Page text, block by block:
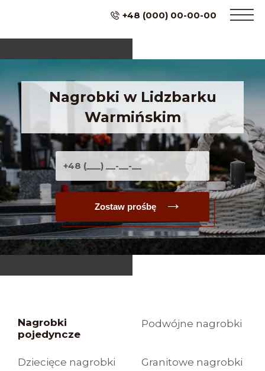
+48 (000) 00-00-00
Nagrobki w Lidzbarku
Warmińskim
Zostaw prośbę
Nagrobki
pojedyncze
Podwójne nagrobki
Dziecięce nagrobki Granitowe nagrobki